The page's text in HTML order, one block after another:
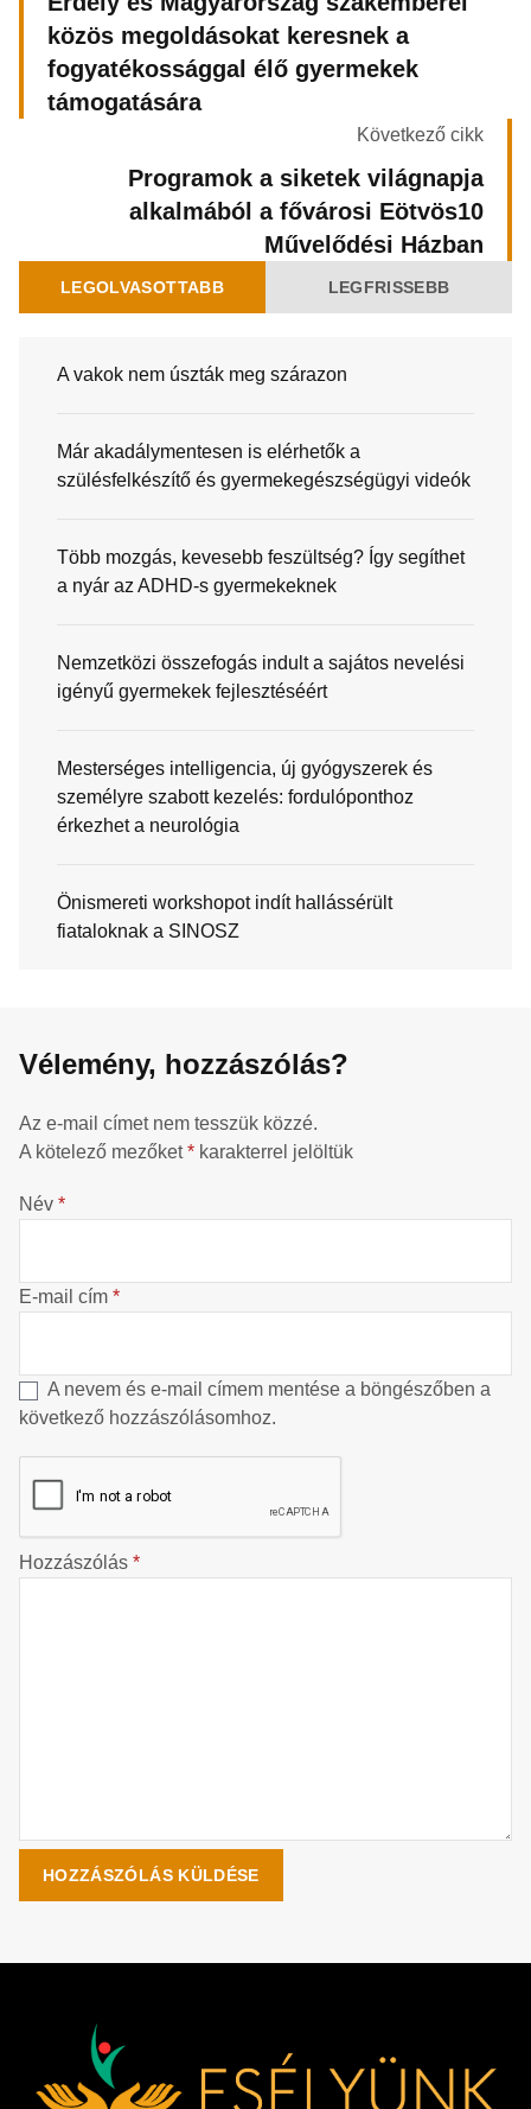
közös megoldásokat keresnek a
fogyatékossággal élő gyermekek
támogatására
Következő cikk
Programok a siketek világnapja
alkalmából a fővárosi Eötvös10
Művelődési Házban
LEGOLVASOTTABB LEGFRISSEBB
A vakok nem úszták meg szárazon
Már akadálymentesen is elérhetők a
szülésfelkészítő és gyermekegészségügyi videók
Több mozgás, kevesebb feszültség? Így segíthet
a nyár az ADHD-s gyermekeknek
Nemzetközi összefogás indult a sajátos nevelési
igényű gyermekek fejlesztéséért
Mesterséges intelligencia, új gyógyszerek és
személyre szabott kezelés: fordulóponthoz
érkezhet a neurológia
Önismereti workshopot indít hallássérült
fiataloknak a SINOSZ
Vélemény, hozzászólás?
Az e-mail címet nem tesszük közzé.
A kötelező mezőket* karakterrel jelöltük
Név *
E-mail cím *
A nevem és e-mail címem mentése a böngészőben a
következő hozzászólásomhoz.
Hozzászólás *